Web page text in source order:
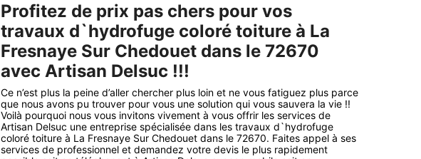
Profitez de prix pas chers pour vos
travaux d`hydrofuge coloré toiture à La
Fresnaye Sur Chedouet dans le 72670
avec Artisan Delsuc !!!
Ce n’est plus la peine d’aller chercher plus loin et ne vous fatiguez plus parce
que nous avons pu trouver pour vous une solution qui vous sauvera la vie !!
Voilà pourquoi nous vous invitons vivement à vous offrir les services de
Artisan Delsuc une entreprise spécialisée dans les travaux d`hydrofuge
coloré toiture à La Fresnaye Sur Chedouet dans le 72670. Faites appel à ses
services de professionnel et demandez votre devis le plus rapidement